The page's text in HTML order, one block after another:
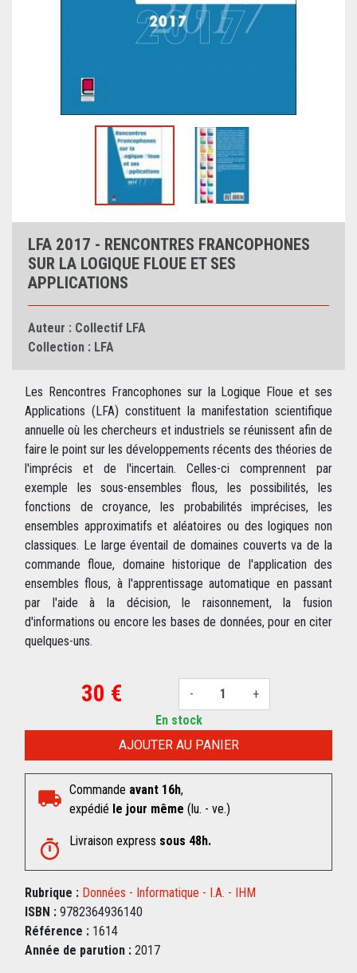
LFA 2017 - RENCONTRES FRANCOPHONES
SUR LA LOGIQUE FLOUE ET SES
APPLICATIONS
Auteur : Collectif LFA
Collection : LFA
Les Rencontres Francophones sur la Logique Floue et ses
Applications (LFA) constituent la manifestation scientifique
annuelle où les chercheurs et industriels se réunissent afin de
faire le point sur les développements récents des théories de
l'imprécis et de l'incertain. Celles-ci comprennent par
exemple les sous-ensembles flous, les possibilités, les
fonctions de croyance, les probabilités imprécises, les
ensembles approximatifs et aléatoires ou des logiques non
classiques. Le large éventail de domaines couverts va de la
commande floue, domaine historique de l'application des
ensembles flous, à l'apprentissage automatique en passant
par l'aide à la décision, le raisonnement, la fusion
d'informations ou encore les bases de données, pour en citer
quelques-uns.
30 € - +
AJOUTER AU PANIER
En stock
Commande avant 16h,
expédié le jour même (lu. - ve.)
Livraison express sous 48h.
Rubrique : Données - Informatique - I.A. - IHM
ISBN : 9782364936140
Référence : 1614
Année de parution : 2017